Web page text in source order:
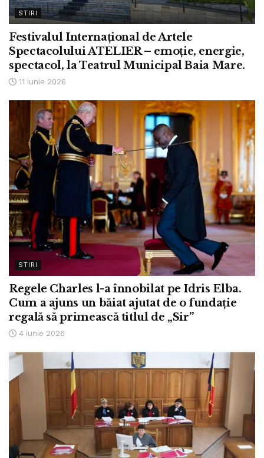
STIRI
Festivalul Internațional de Artele
Spectacolului ATELIER – emoție, energie,
spectacol, la Teatrul Municipal Baia Mare.
11 iunie 2026
STIRI
Regele Charles l-a înnobilat pe Idris Elba.
Cum a ajuns un băiat ajutat de o fundație
regală să primească titlul de „Sir”
4 iunie 2026